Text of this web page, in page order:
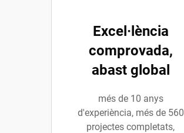
Excel·lència
comprovada,
abast global
més de 10 anys
d'experiència, més de 560
projectes completats,